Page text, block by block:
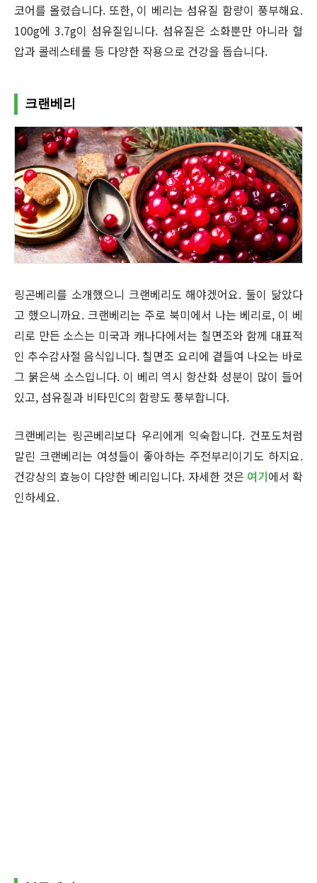
코어를 올렸습니다. 또한, 이 베리는 섬유질 함량이 풍부해요.
100g에 3.7g이 섬유질입니다. 섬유질은 소화뿐만 아니라 혈
압과 콜레스테롤 등 다양한 작용으로 건강을 돕습니다.
크랜베리
링곤베리를 소개했으니 크랜베리도 해야겠어요. 둘이 닮았다
고 했으니까요. 크랜베리는 주로 북미에서 나는 베리로, 이 베
리로 만든 소스는 미국과 캐나다에서는 칠면조와 함께 대표적
인 추수감사절 음식입니다. 칠면조 요리에 곁들여 나오는 바로
그 붉은색 소스입니다. 이 베리 역시 항산화 성분이 많이 들어
있고, 섬유질과 비타민C의 함량도 풍부합니다.
크랜베리는 링곤베리보다 우리에게 익숙합니다. 건포도처럼
말린 크랜베리는 여성들이 좋아하는 주전부리이기도 하지요.
건강상의 효능이 다양한 베리입니다. 자세한 것은 여기에서 확
인하세요.